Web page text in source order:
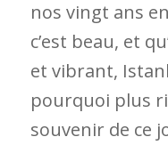
nos vingt ans
c’est beau, et
et vibrant,
pourquoi plus
souvenir de ce